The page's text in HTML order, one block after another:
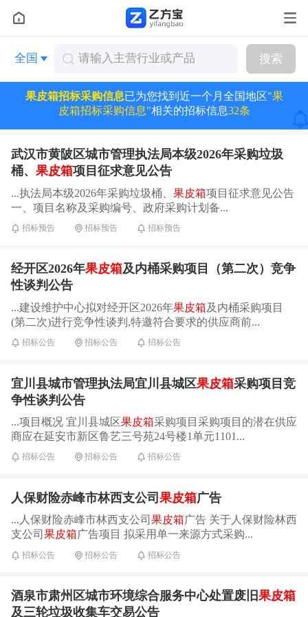
全国 搜索
果皮箱招标采购信息已为您找到近一个月全国地区"果
皮箱招标采购信息"相关的招标信息32条
武汉市黄陂区城市管理执法局本级2026年采购垃圾
桶、 果皮箱项目征求意见公告
...执法局本级2026年采购垃圾桶、 果皮箱项目征求意见公告
一、项目名称及采购编号、政府采购计划备...
招标预告 招标预告 招标预告
经开区2026年果皮箱及内桶采购项目（第二次）竞争
性谈判公告
...建设维护中心拟对经开区2026年果皮箱及内桶采购项目
(第二次)进行竞争性谈判,特邀符合要求的供应商前...
招标公告 招标公告 招标公告
宜川县城市管理执法局宜川县城区果皮箱采购项目竞
争性谈判公告
...项目概况 宜川县城区果皮箱采购项目采购项目的潜在供应
商应在延安市新区鲁艺三号苑24号楼1单元1101...
招标公告 招标公告 招标公告
人保财险赤峰市林西支公司 果皮箱广告
...人保财险赤峰市林西支公司 果皮箱广告 关于人保财险林西
支公司 果皮箱广告项目 拟采用单一来源方式采购...
招标公告 招标公告 招标公告
酒泉市肃州区城市环境综合服务中心处置废旧果皮箱
及三轮垃圾收集车交易公告